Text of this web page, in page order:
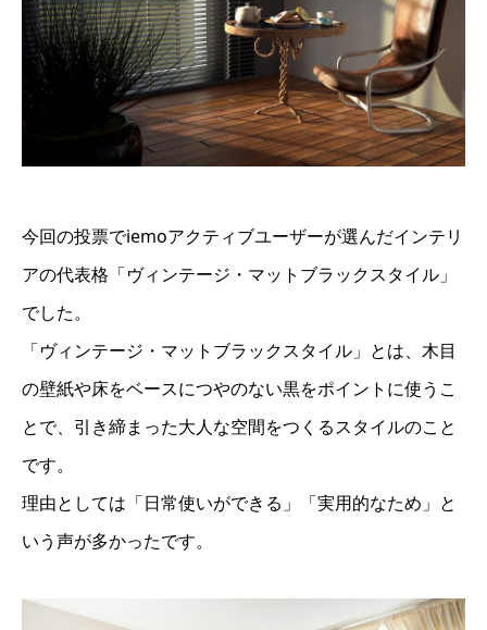
今回の投票でiemoアクティブユーザーが選んだインテリ
アの代表格「ヴィンテージ・マットブラックスタイル」
でした。
「ヴィンテージ・マットブラックスタイル」とは、木目
の壁紙や床をベースにつやのない黒をポイントに使うこ
とで、引き締まった大人な空間をつくるスタイルのこと
です。
理由としては「日常使いができる」「実用的なため」と
いう声が多かったです。